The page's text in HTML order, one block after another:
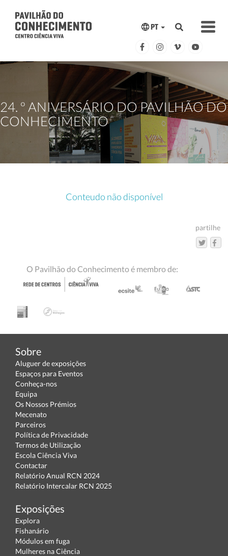
PT
24. º ANIVERSÁRIO DO PAVILHÃO DO
CONHECIMENTO
Conteudo não disponível
partilhe
O Pavilhão do Conhecimento é membro de:
Sobre
Aluguer de exposições
Espaços para Eventos
Conheça-nos
Equipa
Os Nossos Prémios
Mecenato
Parceiros
Política de Privacidade
Termos de Utilização
Escola Ciência Viva
Contactar
Relatório Anual RCN 2024
Relatório Intercalar RCN 2025
Exposições
Explora
Fishanário
Módulos em fuga
Mulheres na Ciência